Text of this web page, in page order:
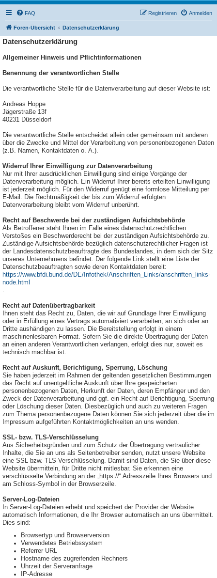
FAQ Anmelden
Registrieren
Foren-Übersicht Datenschutzerklärung
Datenschutzerklärung
Allgemeiner Hinweis und Pflichtinformationen
Benennung der verantwortlichen Stelle
Die verantwortliche Stelle für die Datenverarbeitung auf dieser Website ist:
Andreas Hoppe
Jägerstraße 13f
40231 Düsseldorf
Die verantwortliche Stelle entscheidet allein oder gemeinsam mit anderen
über die Zwecke und Mittel der Verarbeitung von personenbezogenen Daten
(z.B. Namen, Kontaktdaten o. Ä.).
Widerruf Ihrer Einwilligung zur Datenverarbeitung
Nur mit Ihrer ausdrücklichen Einwilligung sind einige Vorgänge der
Datenverarbeitung möglich. Ein Widerruf Ihrer bereits erteilten Einwilligung
ist jederzeit möglich. Für den Widerruf genügt eine formlose Mitteilung per
E-Mail. Die Rechtmäßigkeit der bis zum Widerruf erfolgten
Datenverarbeitung bleibt vom Widerruf unberührt.
Recht auf Beschwerde bei der zuständigen Aufsichtsbehörde
Als Betroffener steht Ihnen im Falle eines datenschutzrechtlichen
Verstoßes ein Beschwerderecht bei der zuständigen Aufsichtsbehörde zu.
Zuständige Aufsichtsbehörde bezüglich datenschutzrechtlicher Fragen ist
der Landesdatenschutzbeauftragte des Bundeslandes, in dem sich der Sitz
unseres Unternehmens befindet. Der folgende Link stellt eine Liste der
Datenschutzbeauftragten sowie deren Kontaktdaten bereit:
https://www.bfdi.bund.de/DE/Infothek/Anschriften_Links/anschriften_links-
node.html
.
Recht auf Datenübertragbarkeit
Ihnen steht das Recht zu, Daten, die wir auf Grundlage Ihrer Einwilligung
oder in Erfüllung eines Vertrags automatisiert verarbeiten, an sich oder an
Dritte aushändigen zu lassen. Die Bereitstellung erfolgt in einem
maschinenlesbaren Format. Sofern Sie die direkte Übertragung der Daten
an einen anderen Verantwortlichen verlangen, erfolgt dies nur, soweit es
technisch machbar ist.
Recht auf Auskunft, Berichtigung, Sperrung, Löschung
Sie haben jederzeit im Rahmen der geltenden gesetzlichen Bestimmungen
das Recht auf unentgeltliche Auskunft über Ihre gespeicherten
personenbezogenen Daten, Herkunft der Daten, deren Empfänger und den
Zweck der Datenverarbeitung und ggf. ein Recht auf Berichtigung, Sperrung
oder Löschung dieser Daten. Diesbezüglich und auch zu weiteren Fragen
zum Thema personenbezogene Daten können Sie sich jederzeit über die im
Impressum aufgeführten Kontaktmöglichkeiten an uns wenden.
SSL- bzw. TLS-Verschlüsselung
Aus Sicherheitsgründen und zum Schutz der Übertragung vertraulicher
Inhalte, die Sie an uns als Seitenbetreiber senden, nutzt unsere Website
eine SSL-bzw. TLS-Verschlüsselung. Damit sind Daten, die Sie über diese
Website übermitteln, für Dritte nicht mitlesbar. Sie erkennen eine
verschlüsselte Verbindung an der „https://“ Adresszeile Ihres Browsers und
am Schloss-Symbol in der Browserzeile.
Server-Log-Dateien
In Server-Log-Dateien erhebt und speichert der Provider der Website
automatisch Informationen, die Ihr Browser automatisch an uns übermittelt.
Dies sind:
Browsertyp und Browserversion
Verwendetes Betriebssystem
Referrer URL
Hostname des zugreifenden Rechners
Uhrzeit der Serveranfrage
IP-Adresse